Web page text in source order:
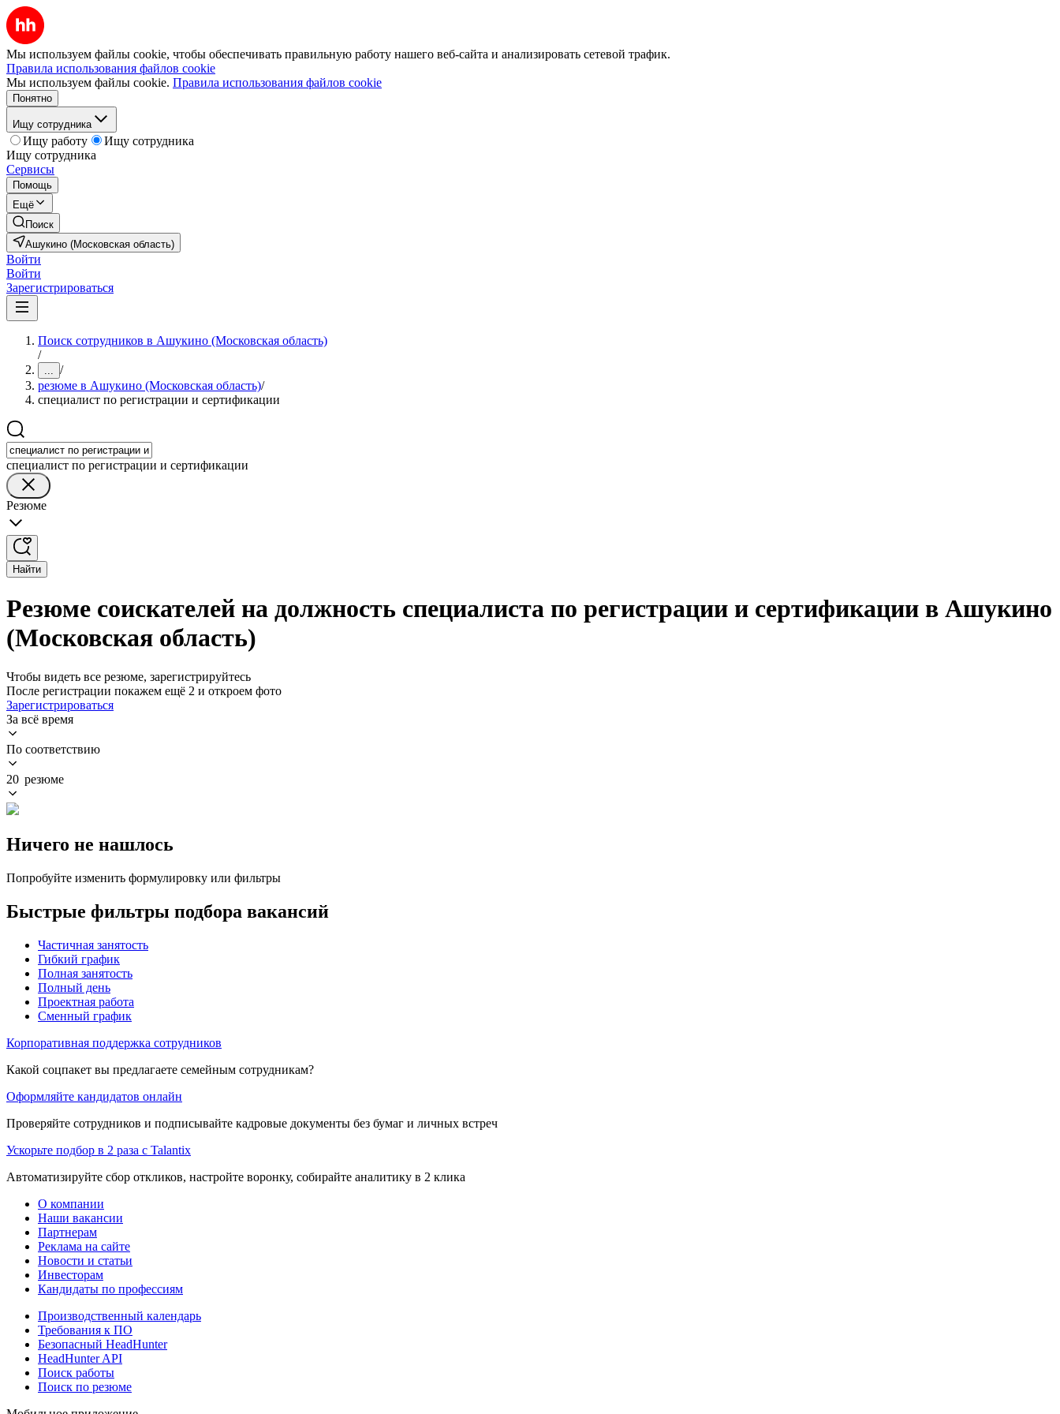
Мы используем файлы cookie, чтобы обеспечивать правильную работу нашего веб-сайта и анализировать сетевой трафик.
Правила использования файлов cookie
Мы используем файлы cookie. Правила использования файлов cookie
Понятно
Ищу сотрудника
Ищу работу
Ищу сотрудника
Ищу сотрудника
Сервисы
Помощь
Ещё
Поиск
Ашукино (Московская область)
Войти
Войти
Зарегистрироваться
Поиск сотрудников в Ашукино (Московская область)
/
... /
резюме в Ашукино (Московская область)/
специалист по регистрации и сертификации
специалист по регистрации и сертификации
Резюме
Найти
Резюме соискателей на должность специалиста по регистрации и сертификации в Ашукино
(Московская область)
Чтобы видеть все резюме, зарегистрируйтесь
После регистрации покажем ещё 2 и откроем фото
Зарегистрироваться
За всё время
По соответствию
20 резюме
Ничего не нашлось
Попробуйте изменить формулировку или фильтры
Быстрые фильтры подбора вакансий
Частичная занятость
Гибкий график
Полная занятость
Полный день
Проектная работа
Сменный график
Корпоративная поддержка сотрудников
Какой соцпакет вы предлагаете семейным сотрудникам?
Оформляйте кандидатов онлайн
Проверяйте сотрудников и подписывайте кадровые документы без бумаг и личных встреч
Ускорьте подбор в 2 раза с Talantix
Автоматизируйте сбор откликов, настройте воронку, собирайте аналитику в 2 клика
О компании
Наши вакансии
Партнерам
Реклама на сайте
Новости и статьи
Инвесторам
Кандидаты по профессиям
Производственный календарь
Требования к ПО
Безопасный HeadHunter
HeadHunter API
Поиск работы
Поиск по резюме